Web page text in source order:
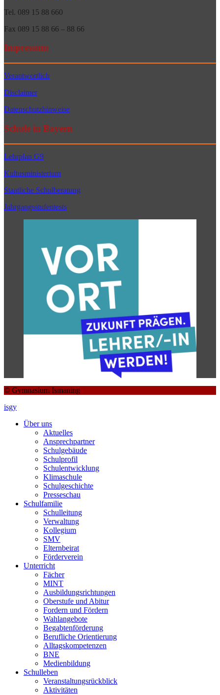
Tel. 089 15 88 660
Fax 089 15 88 66 – 88 66
Impressum
Verantwortlich
Disclaimer
Datenschutzhinweise
Schule in Bayern
Lehrplan G9
Kultusministerium
Staatliche Schulberatung
Jahrgangsstufentests
© Gymnasium Ismaning
isgy
Über uns
Aktuelles
Ansprechpartner
Schulgebäude
Schulprofil
Schulentwicklung
Klimaschule
Schulgeschichte
Presseschau
Schulfamilie
Schulleitung
Verwaltung
Kollegium
SMV
Elternbeirat
Förderverein
Unterricht
Fächer
MINT
Ausbildungsrichtungen
Oberstufe und Abitur
Fordern und Fördern
Wahlangebote
Begabtenförderung
Berufliche Orientierung
Alltagskompetenzen
BNE
Medienbildung
Schulleben
Veranstaltungsrückblick
Aktivitäten